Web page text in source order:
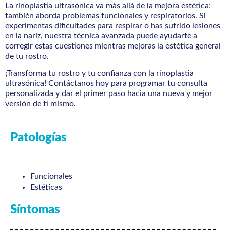
La rinoplastia ultrasónica va más allá de la mejora estética;
también aborda problemas funcionales y respiratorios. Si
experimentas dificultades para respirar o has sufrido lesiones
en la nariz, nuestra técnica avanzada puede ayudarte a
corregir estas cuestiones mientras mejoras la estética general
de tu rostro.
¡Transforma tu rostro y tu confianza con la rinoplastia
ultrasónica! Contáctanos hoy para programar tu consulta
personalizada y dar el primer paso hacia una nueva y mejor
versión de ti mismo.
Patologías
Funcionales
Estéticas
Síntomas